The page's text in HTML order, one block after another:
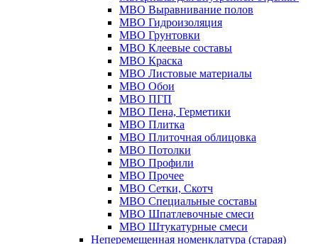
МВО Выравнивание полов
МВО Гидроизоляция
МВО Грунтовки
МВО Клеевые составы
МВО Краска
МВО Листовые материалы
МВО Обои
МВО ПГП
МВО Пена, Герметики
МВО Плитка
МВО Плиточная облицовка
МВО Потолки
МВО Профили
МВО Прочее
МВО Сетки, Скотч
МВО Специальные составы
МВО Шпатлевочные смеси
МВО Штукатурные смеси
Неперемещенная номенклатура (старая)